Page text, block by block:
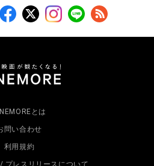
とは
問い合わせ
利用規約
プレスリリースについて